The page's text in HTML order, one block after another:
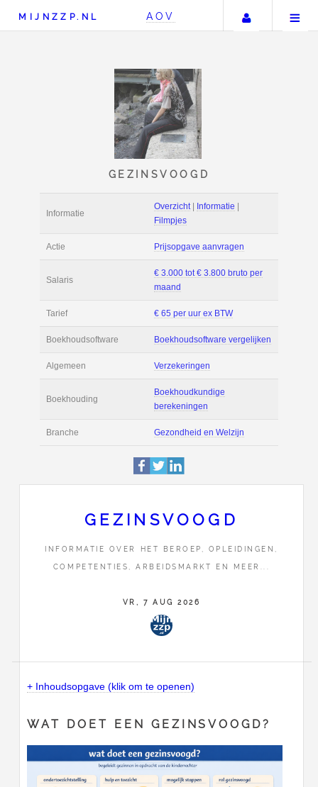
MIJNZZP.NL AOV Uw
GEZINSVOOGD
Actie Prijsopgave
€ 3.000 tot € 3.800
maand
Tarief € 65 per uur ex
Boekhoudsoftware
Boekhouding
Boekhoudkundige
berekeningen
GEZINSVOOGD
INFORMATIE OVER HET BEROEP, OPLEIDINGEN,
COMPETENTIES, ARBEIDSMARKT EN MEER...
VR, 7 AUG 2026
+ Inhoudsopgave (klik om te openen)
WAT DOET EEN GEZINSVOOGD?